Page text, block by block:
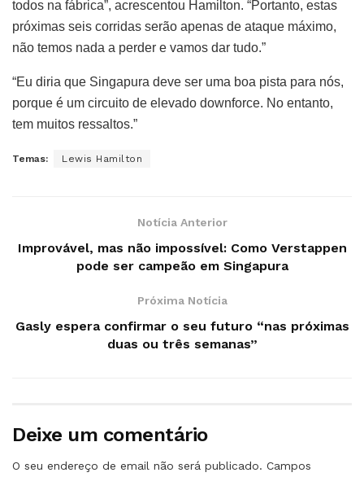
todos na fábrica”, acrescentou Hamilton. “Portanto, estas
próximas seis corridas serão apenas de ataque máximo,
não temos nada a perder e vamos dar tudo.”
“Eu diria que Singapura deve ser uma boa pista para nós,
porque é um circuito de elevado downforce. No entanto,
tem muitos ressaltos.”
Temas: Lewis Hamilton
Notícia Anterior
Improvável, mas não impossível: Como Verstappen
pode ser campeão em Singapura
Próxima Notícia
Gasly espera confirmar o seu futuro “nas próximas
duas ou três semanas”
Deixe um comentário
O seu endereço de email não será publicado. Campos